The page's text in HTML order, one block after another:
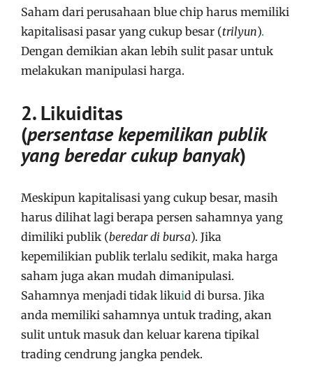
Saham dari perusahaan blue chip harus memiliki
kapitalisasi pasar yang cukup besar (trilyun).
Dengan demikian akan lebih sulit pasar untuk
melakukan manipulasi harga.
2. Likuiditas
(persentase kepemilikan publik
yang beredar cukup banyak)
Meskipun kapitalisasi yang cukup besar, masih
harus dilihat lagi berapa persen sahamnya yang
dimiliki publik (beredar di bursa). Jika
kepemilikian publik terlalu sedikit, maka harga
saham juga akan mudah dimanipulasi.
Sahamnya menjadi tidak likuid di bursa. Jika
anda memiliki sahamnya untuk trading, akan
sulit untuk masuk dan keluar karena tipikal
trading cendrung jangka pendek.